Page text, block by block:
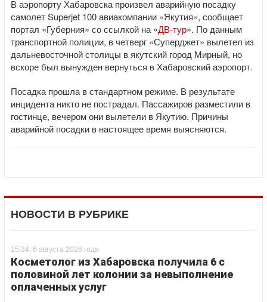
В аэропорту Хабаровска произвел аварийную посадку
самолет Superjet 100 авиакомпании «Якутия», сообщает
портал «Губерния» со ссылкой на «ДВ-тур». По данным
транспортной полиции, в четверг «Суперджет» вылетел из
дальневосточной столицы в якутский город Мирный, но
вскоре был вынужден вернуться в Хабаровский аэропорт.
Посадка прошла в стандартном режиме. В результате
инцидента никто не пострадал. Пассажиров разместили в
гостинце, вечером они вылетели в Якутию. Причины
аварийной посадки в настоящее время выясняются.
НОВОСТИ В РУБРИКЕ
15:34, 6 августа 2026 года
Косметолог из Хабаровска получила 6 с
половиной лет колонии за невыполнение
оплаченных услуг